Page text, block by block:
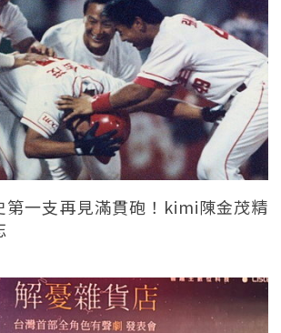
第一支再見滿貫砲！kimi陳金茂精